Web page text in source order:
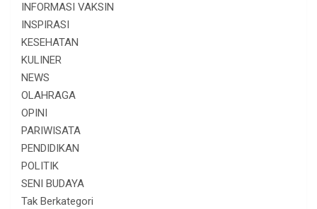
INFORMASI VAKSIN
INSPIRASI
KESEHATAN
KULINER
NEWS
OLAHRAGA
OPINI
PARIWISATA
PENDIDIKAN
POLITIK
SENI BUDAYA
Tak Berkategori